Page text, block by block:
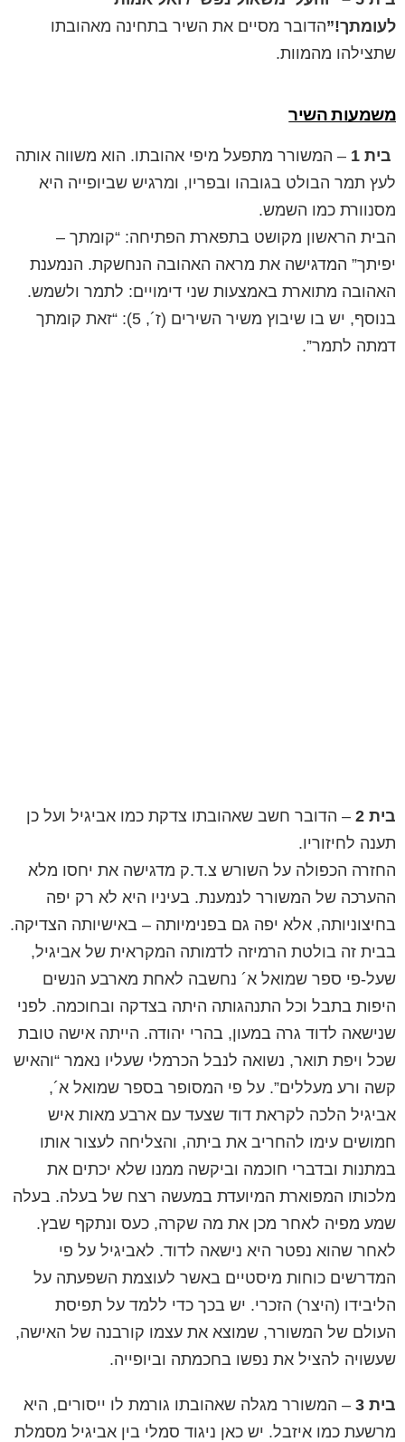
לעומתך!”הדובר מסיים את השיר בתחינה מאהובתו
שתצילהו מהמוות.
משמעות השיר
בית 1
– המשורר מתפעל מיפי אהובתו. הוא משווה אותה
לעץ תמר הבולט בגובהו ובפריו, ומרגיש שביופייה היא
מסנוורת כמו השמש.
הבית הראשון מקושט בתפארת הפתיחה: “קומתך –
יפיתך” המדגישה את מראה האהובה הנחשקת. הנמענת
האהובה מתוארת באמצעות שני דימויים: לתמר ולשמש.
בנוסף, יש בו שיבוץ משיר השירים (ז´, 5): “זאת קומתך
דמתה לתמר”.
בית 2
– הדובר חשב שאהובתו צדקת כמו אביגיל ועל כן
תענה לחיזוריו.
החזרה הכפולה על השורש צ.ד.ק מדגישה את יחסו מלא
ההערכה של המשורר לנמענת. בעיניו היא לא רק יפה
בחיצוניותה, אלא יפה גם בפנימיותה – באישיותה הצדיקה.
בבית זה בולטת הרמיזה לדמותה המקראית של אביגיל,
שעל-פי ספר שמואל א´ נחשבה לאחת מארבע הנשים
היפות בתבל וכל התנהגותה היתה בצדקה ובחוכמה. לפני
שנישאה לדוד גרה במעון, בהרי יהודה. הייתה אישה טובת
שכל ויפת תואר, נשואה לנבל הכרמלי שעליו נאמר “והאיש
קשה ורע מעללים”. על פי המסופר בספר שמואל א´,
אביגיל הלכה לקראת דוד שצעד עם ארבע מאות איש
חמושים עימו להחריב את ביתה, והצליחה לעצור אותו
במתנות ובדברי חוכמה וביקשה ממנו שלא יכתים את
מלכותו המפוארת המיועדת במעשה רצח של בעלה. בעלה
שמע מפיה לאחר מכן את מה שקרה, כעס ונתקף שבץ.
לאחר שהוא נפטר היא נישאה לדוד. לאביגיל על פי
המדרשים כוחות מיסטיים באשר לעוצמת השפעתה על
הליבידו (היצר) הזכרי. יש בכך כדי ללמד על תפיסת
העולם של המשורר, שמוצא את עצמו קורבנה של האישה,
שעשויה להציל את נפשו בחכמתה וביופייה.
בית 3
– המשורר מגלה שאהובתו גורמת לו ייסורים, היא
מרשעת כמו איזבל. יש כאן ניגוד סמלי בין אביגיל מסמלת